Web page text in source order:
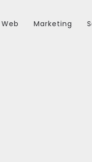
Marketing